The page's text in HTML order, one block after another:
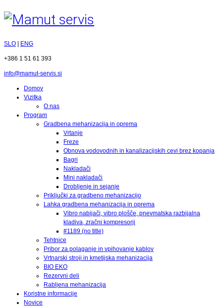
SLO ENG
+386 1 51 61 393
info@mamut-servis.si
Domov
Vizitka
O nas
Program
Gradbena mehanizacija in oprema
Vrtanje
Freze
Obnova vodovodnih in kanalizacijskih cevi brez kopanja
Bagri
Nakladači
Mini nakladači
Drobljenje in sejanje
Priključki za gradbeno mehanizacijo
Lahka gradbena mehanizacija in oprema
Vibro nabijači, vibro plošče, pnevmatska razbijalna
kladiva, zračni kompresorji
#1189 (no title)
Tehtnice
Pribor za polaganje in vpihovanje kablov
Vrtnarski stroji in kmetijska mehanizacija
BIO EKO
Rezervni deli
Rabljena mehanizacija
Koristne informacije
Novice